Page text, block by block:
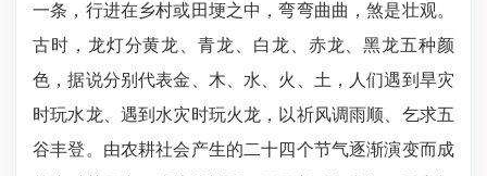
一条，行进在乡村或田埂之中，弯弯曲曲，煞是壮观。
古时，龙灯分黄龙、青龙、白龙、赤龙、黑龙五种颜
色，据说分别代表金、木、水、火、土，人们遇到旱灾
时玩水龙、遇到水灾时玩火龙，以祈风调雨顺、乞求五
谷丰登。由农耕社会产生的二十四个节气逐渐演变而成